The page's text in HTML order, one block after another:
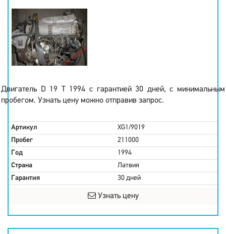
Двигатель D 19 T 1994 с гарантией 30 дней, с минимальным
пробегом. Узнать цену можно отправив запрос.
Артикул
XG1/9019
Пробег
211000
Год
1994
Страна
Латвия
Гарантия
30 дней
Узнать цену